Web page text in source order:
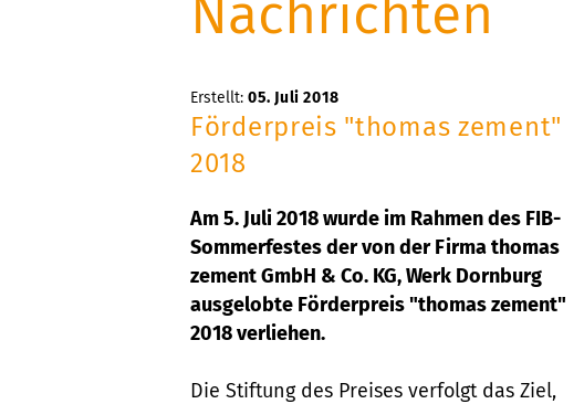
Nachrichten
Erstellt: 05. Juli 2018
Förderpreis "thomas zement"
2018
Am 5. Juli 2018 wurde im Rahmen des FIB-
Sommerfestes der von der Firma thomas
zement GmbH & Co. KG, Werk Dornburg
ausgelobte Förderpreis "thomas zement"
2018 verliehen.
Die Stiftung des Preises verfolgt das Ziel,